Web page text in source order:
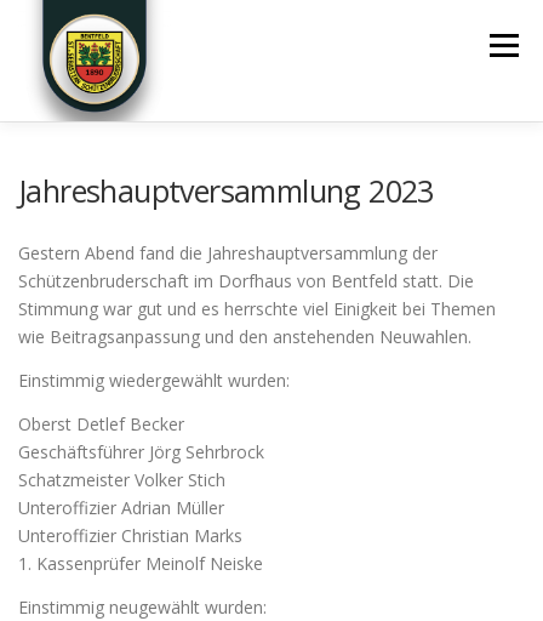
Menü
SPORTSCHÜTZEN FOTOS TERMINE
KONTAKT SPONSOREN
Jahreshauptversammlung 2023
Gestern Abend fand die Jahreshauptversammlung der
Schützenbruderschaft im Dorfhaus von Bentfeld statt. Die
Stimmung war gut und es herrschte viel Einigkeit bei Themen
wie Beitragsanpassung und den anstehenden Neuwahlen.
Einstimmig wiedergewählt wurden:
Oberst Detlef Becker
Geschäftsführer Jörg Sehrbrock
Schatzmeister Volker Stich
Unteroffizier Adrian Müller
Unteroffizier Christian Marks
1. Kassenprüfer Meinolf Neiske
Einstimmig neugewählt wurden: